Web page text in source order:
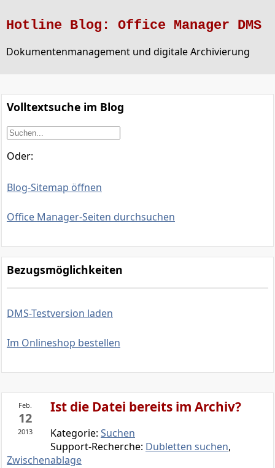
Hotline Blog: Office Manager DMS
Dokumentenmanagement und digitale Archivierung
Volltextsuche im Blog
Oder:
Blog-Sitemap öffnen
Office Manager-Seiten durchsuchen
Bezugsmöglichkeiten
DMS-Testversion laden
Im Onlineshop bestellen
Feb.
12
2013
Ist die Datei bereits im Archiv?
Kategorie: Suchen
Support-Recherche: Dubletten suchen,
Zwischenablage